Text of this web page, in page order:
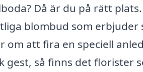
Då är du på rätt
blombud som erbjuder
om att fira en speciell
så finns det florister